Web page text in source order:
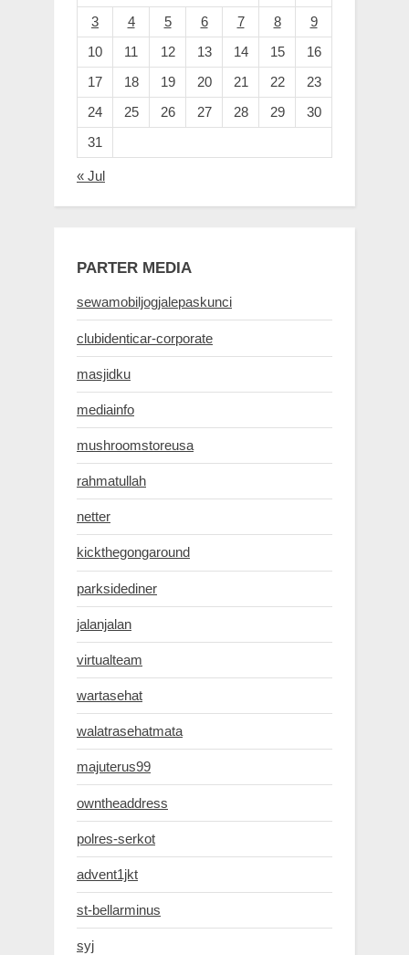
3
4 5 6 7 8
9
10
11 12 13 14 15
16
17
18 19 20 21 22
23
24
25 26 27 28 29
30
31
« Jul
PARTER MEDIA
sewamobiljogjalepaskunci
clubidenticar-corporate
masjidku
mediainfo
mushroomstoreusa
rahmatullah
netter
kickthegongaround
parksidediner
jalanjalan
virtualteam
wartasehat
walatrasehatmata
majuterus99
owntheaddress
polres-serkot
advent1jkt
st-bellarminus
syj